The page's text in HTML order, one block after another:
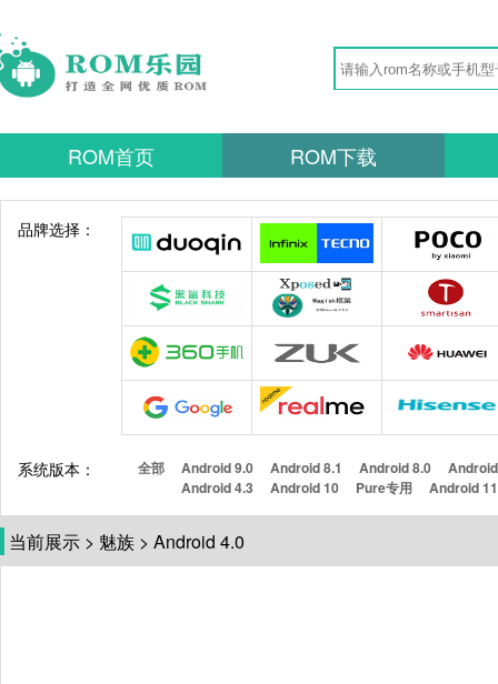
ROM首页 ROM下载
品牌选择：
系统版本： 全部 Android 9.0 Android 8.1 Android 8.0
Android 4.3
Android 10 Pure专用 Android 11
当前展示 > 魅族 > Android 4.0